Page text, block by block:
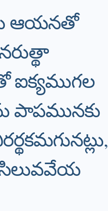
ఆయనతో
పాపమునకు